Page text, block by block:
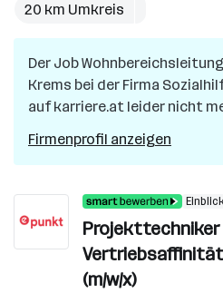
20 km Umkreis
Der JobWohnbereichsleitung
Krems bei der Firma
auf karriere.at leider nicht
Firmenprofil anzeigen
(m/w/x)